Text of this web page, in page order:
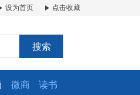
设为首页 点击收藏
搜索
微商 读书